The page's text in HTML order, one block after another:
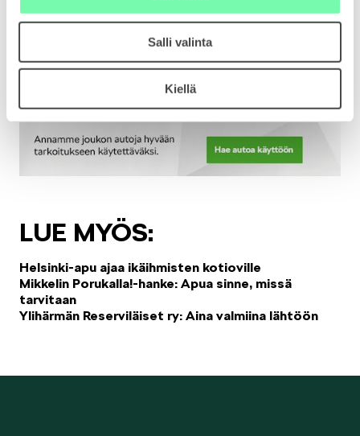
Salli valinta
Kiellä
VASTUULLISUUS
ŠKODA 130 VUOTTA
LUE MYÖS:
Helsinki-apu ajaa ikäihmisten kotioville
Mikkelin Porukalla!-hanke: Apua sinne, missä
tarvitaan
Ylihärmän Reserviläiset ry: Aina valmiina lähtöön